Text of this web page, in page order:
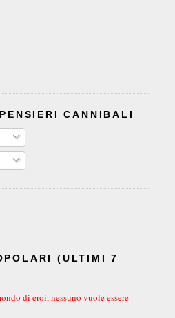
CANNIBALI
(ULTIMI 7
di eroi, nessuno vuole essere